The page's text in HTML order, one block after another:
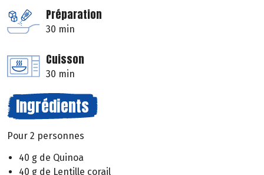
Préparation
30 min
Cuisson
30 min
Ingrédients
Pour 2 personnes
40 g de Quinoa
40 g de Lentille corail